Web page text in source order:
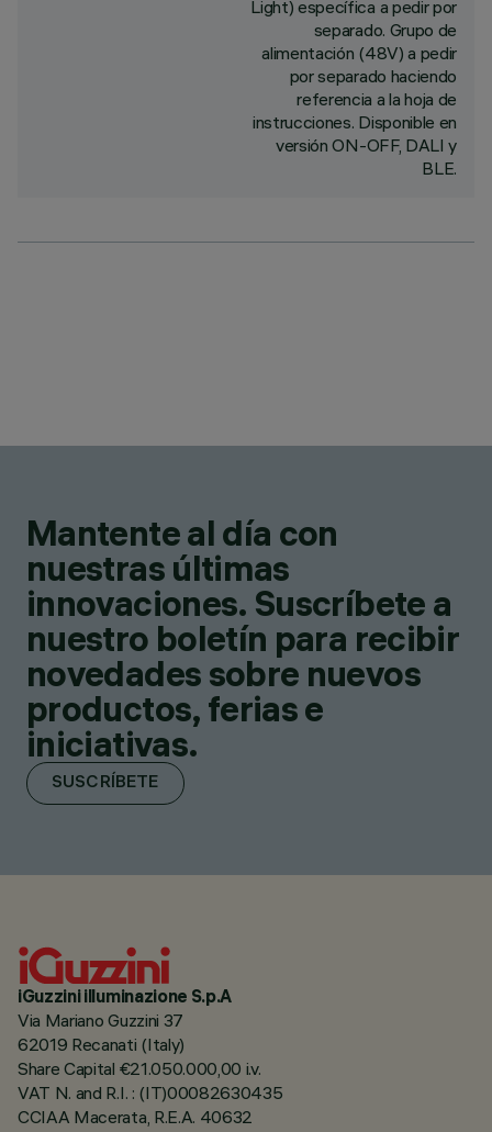
Light) específica a pedir por
separado. Grupo de
alimentación (48V) a pedir
por separado haciendo
referencia a la hoja de
instrucciones. Disponible en
versión ON-OFF, DALI y
BLE.
Mantente al día con
nuestras últimas
innovaciones. Suscríbete a
nuestro boletín para recibir
novedades sobre nuevos
productos, ferias e
iniciativas.
SUSCRÍBETE
iGuzzini illuminazione S.p.A
Via Mariano Guzzini 37
62019 Recanati (Italy)
Share Capital €21.050.000,00 i.v.
VAT N. and R.I. : (IT)00082630435
CCIAA Macerata, R.E.A. 40632